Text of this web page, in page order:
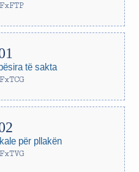
të sakta
për pllakën